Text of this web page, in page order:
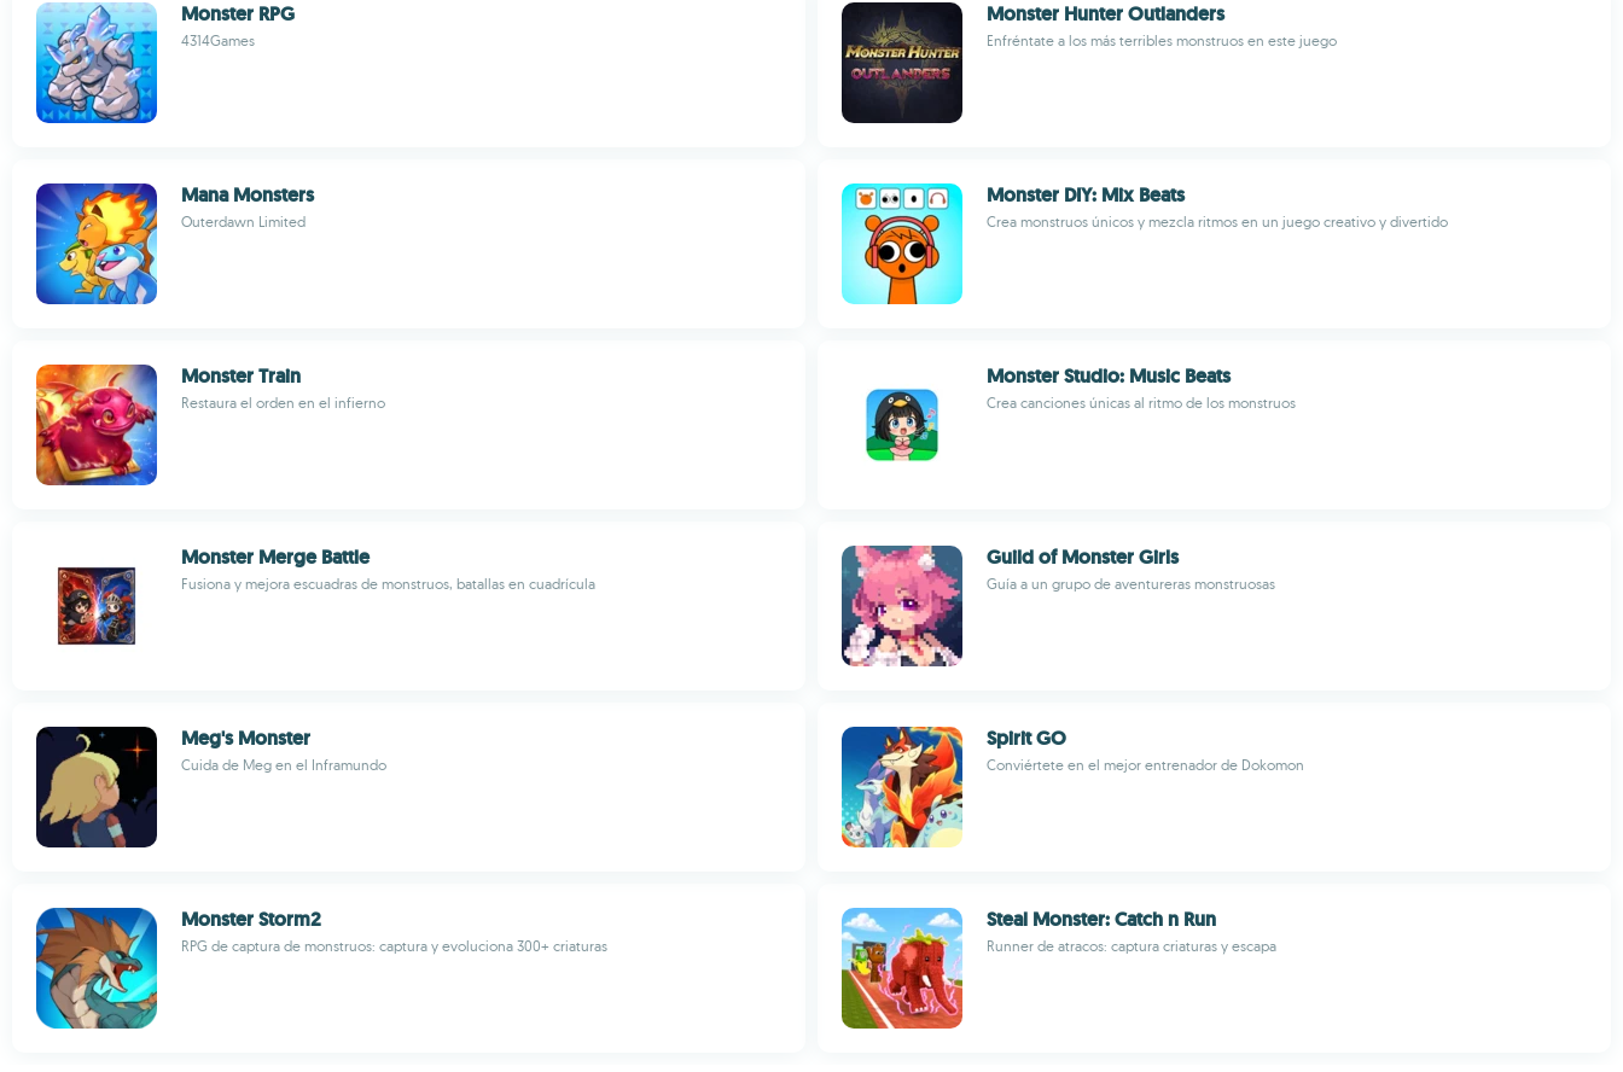
Monster RPG
4314Games
Monster Hunter Outlanders
Enfréntate a los más terribles monstruos en este juego
Mana Monsters
Outerdawn Limited
Monster DIY: Mix Beats
Crea monstruos únicos y mezcla ritmos en un juego creativo y divertido
Monster Train
Restaura el orden en el infierno
Monster Studio: Music Beats
Crea canciones únicas al ritmo de los monstruos
Monster Merge Battle
Fusiona y mejora escuadras de monstruos, batallas en cuadrícula
Guild of Monster Girls
Guía a un grupo de aventureras monstruosas
Meg's Monster
Cuida de Meg en el Inframundo
Spirit GO
Conviértete en el mejor entrenador de Dokomon
Monster Storm2
RPG de captura de monstruos: captura y evoluciona 300+ criaturas
Steal Monster: Catch n Run
Runner de atracos: captura criaturas y escapa